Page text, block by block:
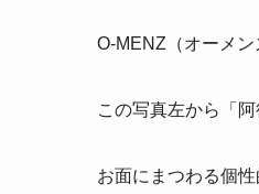
O-MENZ（オーメ
この写真左から「
お面にまつわる個